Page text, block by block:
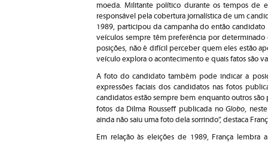
moeda. Militante político durante os tempos de
responsável pela cobertura jornalística de um
1989, participou da campanha do então candidato
veículos sempre têm preferência por determinado
posições, não é difícil perceber quem eles estão
veículo explora o acontecimento e quais fatos são
A foto do candidato também pode indicar a
expressões faciais dos candidatos nas fotos
candidatos estão sempre bem enquanto outros são
fotos da Dilma Rousseff publicada noGlobo,
ainda não saiu uma foto dela sorrindo”, destaca
Em relação às eleições de 1989, França lembra